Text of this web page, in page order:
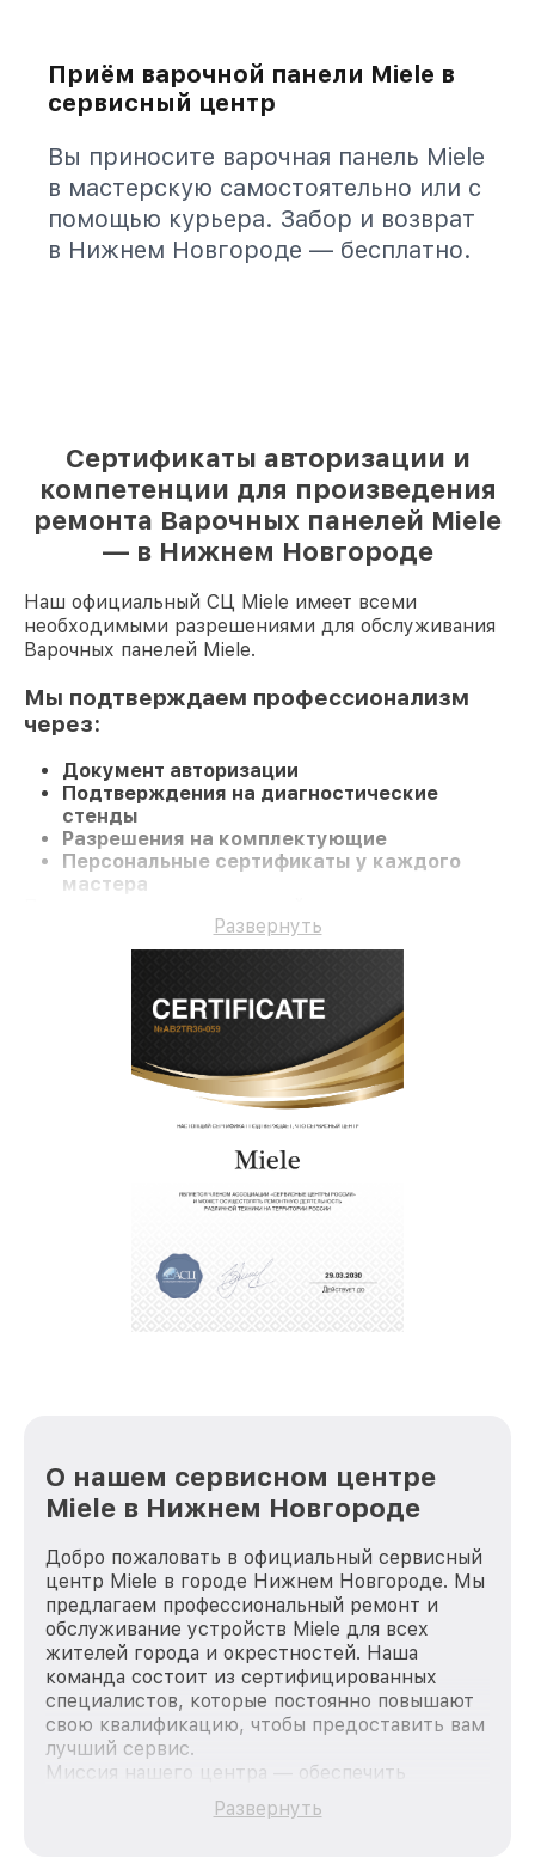
Приём варочной панели Miele в
сервисный центр
Вы приносите варочная панель Miele
в мастерскую самостоятельно или с
помощью курьера. Забор и возврат
в Нижнем Новгороде — бесплатно.
Сертификаты авторизации и
компетенции для произведения
ремонта Варочных панелей Miele
— в Нижнем Новгороде
Наш официальный СЦ Miele имеет всеми
необходимыми разрешениями для обслуживания
Варочных панелей Miele.
Мы подтверждаем профессионализм
через:
Документ авторизации
Подтверждения на диагностические
стенды
Разрешения на комплектующие
Персональные сертификаты у каждого
мастера
ремонта Варочную панель вы получаете
компетентное обслуживание и официальную
Развернуть
О нашем сервисном центре
Miele в Нижнем Новгороде
Добро пожаловать в официальный сервисный
центр Miele в городе Нижнем Новгороде. Мы
предлагаем профессиональный ремонт и
обслуживание устройств Miele для всех
жителей города и окрестностей. Наша
команда состоит из сертифицированных
специалистов, которые постоянно повышают
свою квалификацию, чтобы предоставить вам
лучший сервис.
Миссия нашего центра — обеспечить
качественный и доступный ремонт для
каждого пользователя продукции Miele, вне
Развернуть